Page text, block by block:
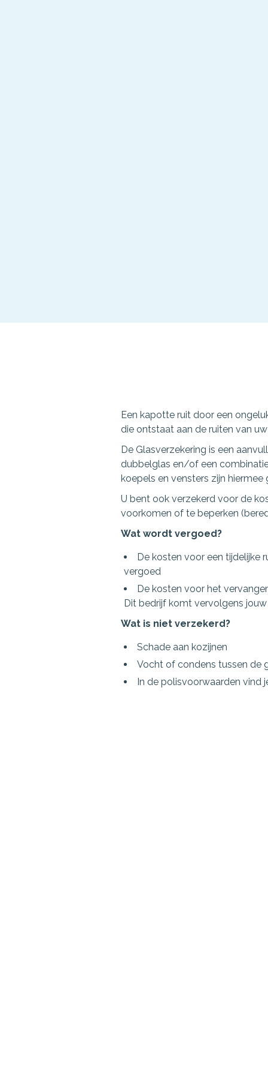
Een kapotte ruit door een
die ontstaat aan de ruiten van
De Glasverzekering is een
dubbelglas en/of een
koepels en vensters zijn hiermee
U bent ook verzekerd voor de
voorkomen of te beperken
Wat wordt vergoed?
De kosten voor een tijdelijke
vergoed
De kosten voor het
Dit bedrijf komt vervolgens
Wat is niet verzekerd?
Schade aan kozijnen
Vocht of condens tussen de
In de polisvoorwaarden vind